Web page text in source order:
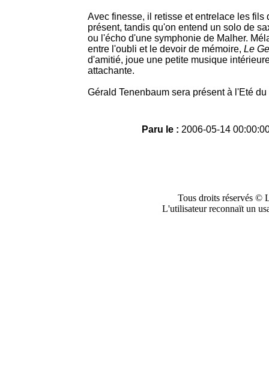
Avec finesse, il retisse et entrelace les fils
présent, tandis qu'on entend un solo de
ou l'écho d'une symphonie de Malher.
entre l'oubli et le devoir de mémoire, Le
d'amitié, joue une petite musique
attachante.
Gérald Tenenbaum sera présent à l'Eté du
Paru le : 2006-05-14
Tous droits réservés ©
L'utilisateur reconnaït un